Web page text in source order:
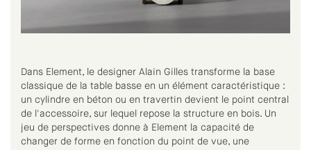
Dans Element, le designer Alain Gilles transforme la base
classique de la table basse en un élément caractéristique :
un cylindre en béton ou en travertin devient le point central
de l'accessoire, sur lequel repose la structure en bois. Un
jeu de perspectives donne à Element la capacité de
changer de forme en fonction du point de vue, une